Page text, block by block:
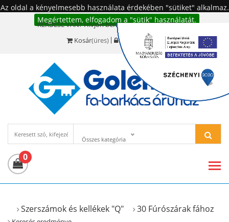
Az oldal a kényelmesebb használata érdekében "sütiket" alkalmaz.
Megértettem, elfogadom a "sütik" használatát.
KÉRDÉSE VAN? Hívjon bennünket!:+36 20 977-6494
Kosár(üres) Bejelentkezés
Összes kategória
0
Szerszámok és kellékek "Q" 30 Fúrószárak fához